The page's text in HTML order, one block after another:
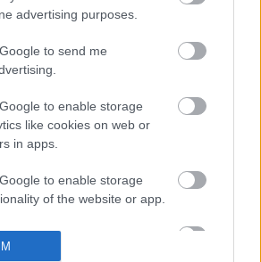
advertising purposes.
to send me
to enable storage
like cookies on web or
in apps.
to enable storage
of the website or app.
to enable storage
Σε νέα φάση η αγορά
Αλλάζει ο «χάρτης»
της λιανικής ρεύματος
το 2026 - Τι γίνεται με
ΗΡΩΝ & nrg, ΔΕΗ,